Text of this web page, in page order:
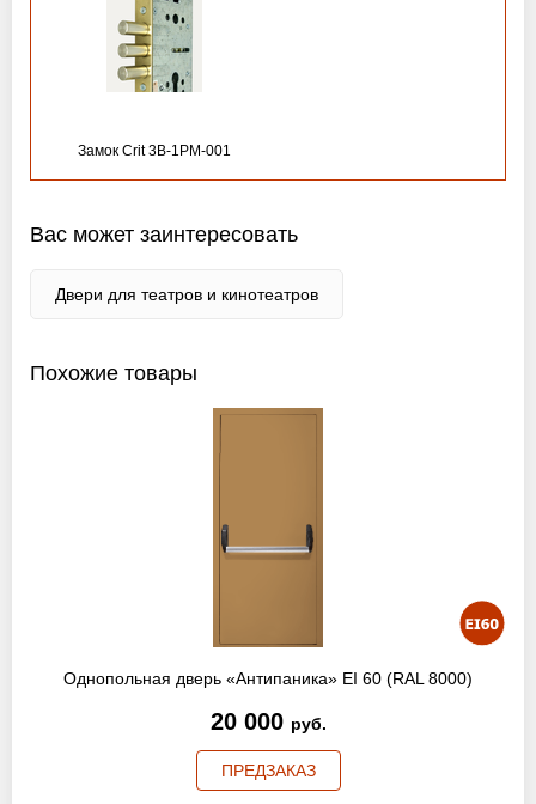
Замок Crit 3B-1PM-001
Вас может заинтересовать
Двери для театров и кинотеатров
Похожие товары
Однопольная дверь «Антипаника» EI 60 (RAL 8000)
20 000 руб.
ПРЕДЗАКАЗ